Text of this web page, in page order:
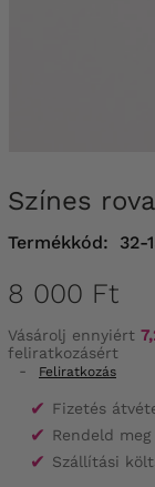
Színes
Termékkód: 32-
8 000 Ft
Vásárolj ennyiért
feliratkozásért
-
Feliratkozás
✔ Fizetés
✔ Rendeld
✔ Szállítási